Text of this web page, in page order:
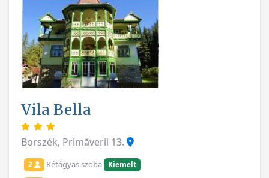
Vila Bella
Borszék, Primăverii 13.
2 Kétágyas szoba Kiemelt